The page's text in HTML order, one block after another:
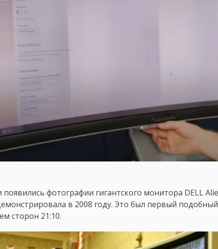
фотографии гигантского монитора DELL
в 2008 году. Это был первый
сторон 21:10.